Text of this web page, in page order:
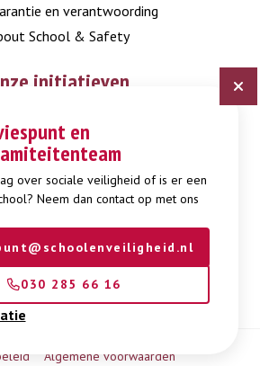
en
over sociale veiligheid of is er een
Neem dan contact op met ons
030 285 66 16
en verantwoording
School & Safety
initiatieven
Veiligheidsplan
Burgerschap
Gendi
Week tegen Pesten
Algemene voorwaarden